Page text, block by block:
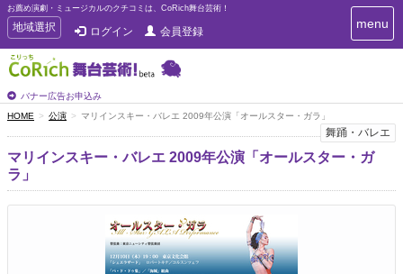
お薦め演劇・ミュージカルのクチコミは、CoRich舞台芸術！
T
o
g
g
e
n
a
i
g
a
地域選択 ログイン 会員登録
バナー広告お申込み
T
o
n
v
g
menu
HOME 公演 マリインスキー・バレエ 2009年公演「オールスター・ガラ」
舞踊・バレエ
マリインスキー・バレエ 2009年公演「オールスター・ガ
ラ」